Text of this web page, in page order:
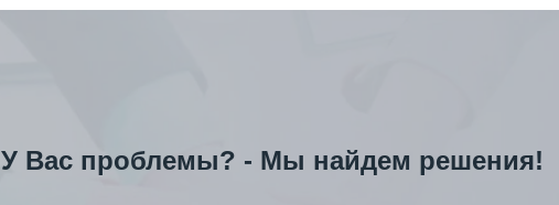
У Вас проблемы? - Мы найдем решения!